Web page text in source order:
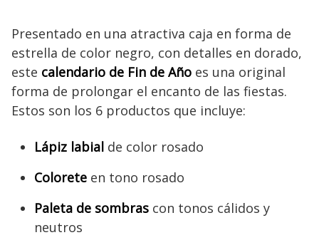
Presentado en una atractiva caja en forma de
estrella de color negro, con detalles en dorado,
este calendario de Fin de Año es una original
forma de prolongar el encanto de las fiestas.
Estos son los 6 productos que incluye:
Lápiz labial de color rosado
Colorete en tono rosado
Paleta de sombras con tonos cálidos y
neutros